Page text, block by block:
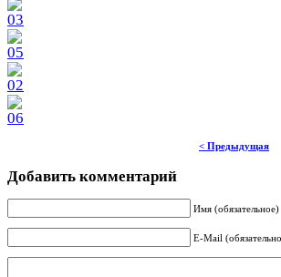
< Предыдущая
Добавить комментарий
Имя (обязательное)
E-Mail